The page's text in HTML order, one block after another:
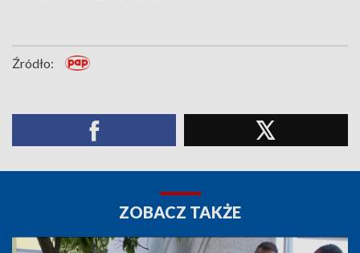
Źródło:
ZOBACZ TAKŻE